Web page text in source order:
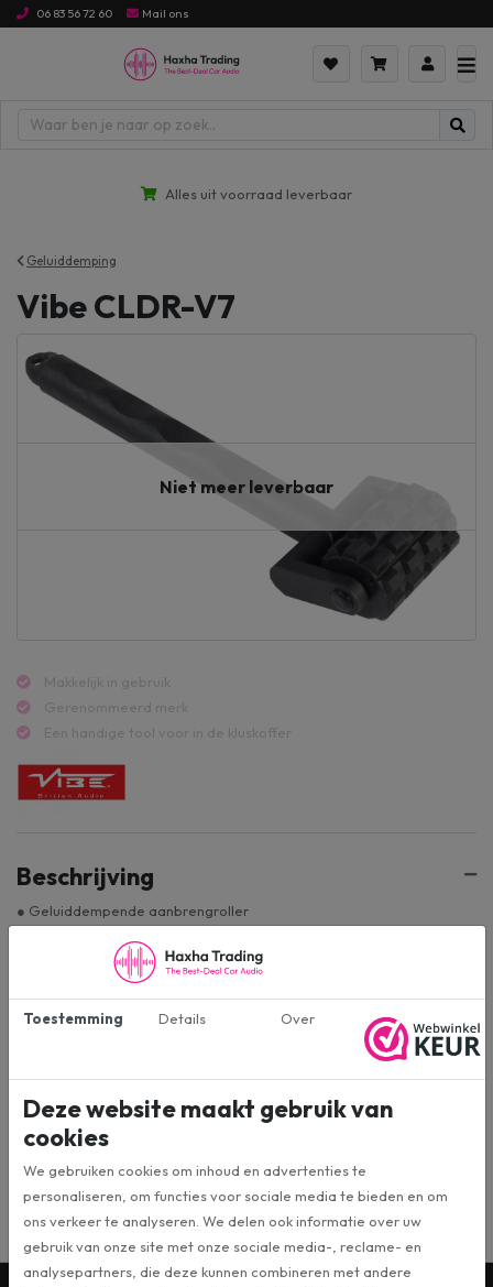
06 83 56 72 60 Mail ons
Alles uit voorraad leverbaar
Geluiddemping
Vibe CLDR-V7
Niet meer leverbaar
Beschrijving
● Geluiddempende aanbrengroller
● Voor het perfect aanbrengen van Butyl Geluiddemping
Artikelnummer CLDR-V7
Merk: VIBE
Toestemming Details Over
Deze website maakt gebruik van
cookies
We gebruiken cookies om inhoud en advertenties te
personaliseren, om functies voor sociale media te bieden en om
ons verkeer te analyseren. We delen ook informatie over uw
gebruik van onze site met onze sociale media-, reclame- en
analysepartners, die deze kunnen combineren met andere